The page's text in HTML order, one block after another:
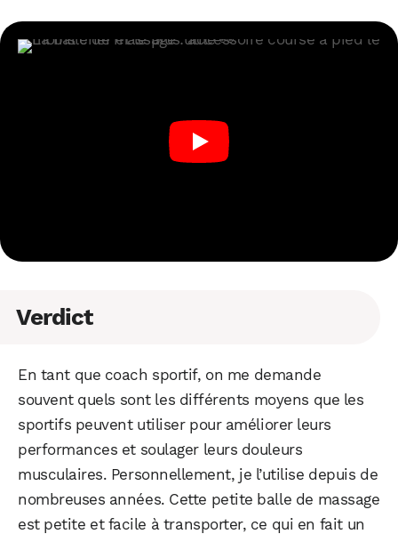
Verdict
En tant que coach sportif, on me demande
souvent quels sont les différents moyens que les
sportifs peuvent utiliser pour améliorer leurs
performances et soulager leurs douleurs
musculaires. Personnellement, je l’utilise depuis de
nombreuses années. Cette petite balle de massage
est petite et facile à transporter, ce qui en fait un